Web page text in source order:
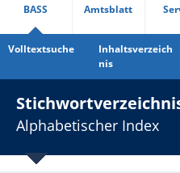
BASS Amtsblatt
Volltextsuche
Inhaltsverzeich
nis
Alphabetischer Index